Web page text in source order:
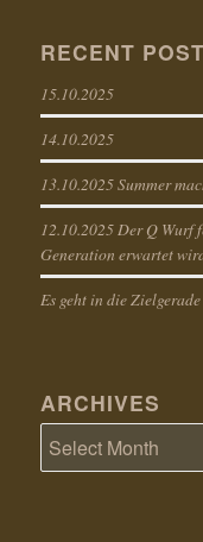
RECENT
15.10.2025
14.10.2025
13.10.2025 Summer
12.10.2025 Der Q Wurf
Generation erwartet
Es geht in die Zielgerade
ARCHIVES